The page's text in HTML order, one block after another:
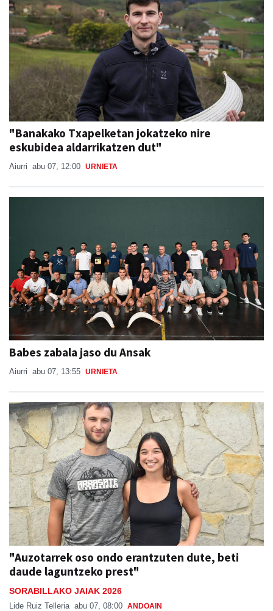
"Banakako Txapelketan jokatzeko nire
eskubidea aldarrikatzen dut"
Aiurri abu 07, 12:00 URNIETA
Babes zabala jaso du Ansak
Aiurri abu 07, 13:55 URNIETA
"Auzotarrek oso ondo erantzuten dute, beti
daude laguntzeko prest"
SORABILLAKO JAIAK 2026
Lide Ruiz Telleria abu 07, 08:00 ANDOAIN